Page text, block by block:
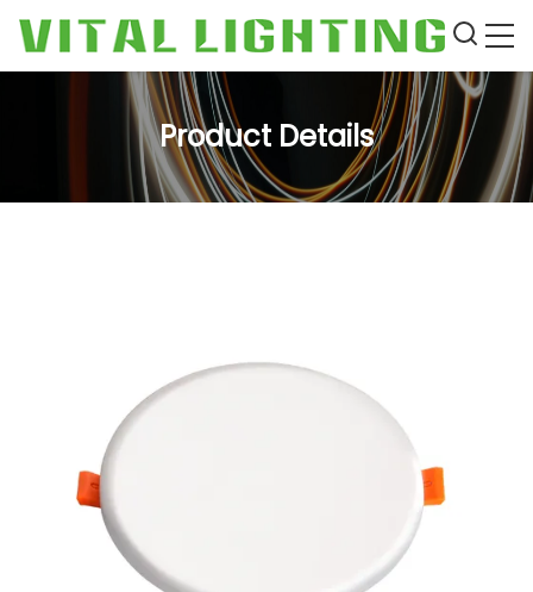
Product Details